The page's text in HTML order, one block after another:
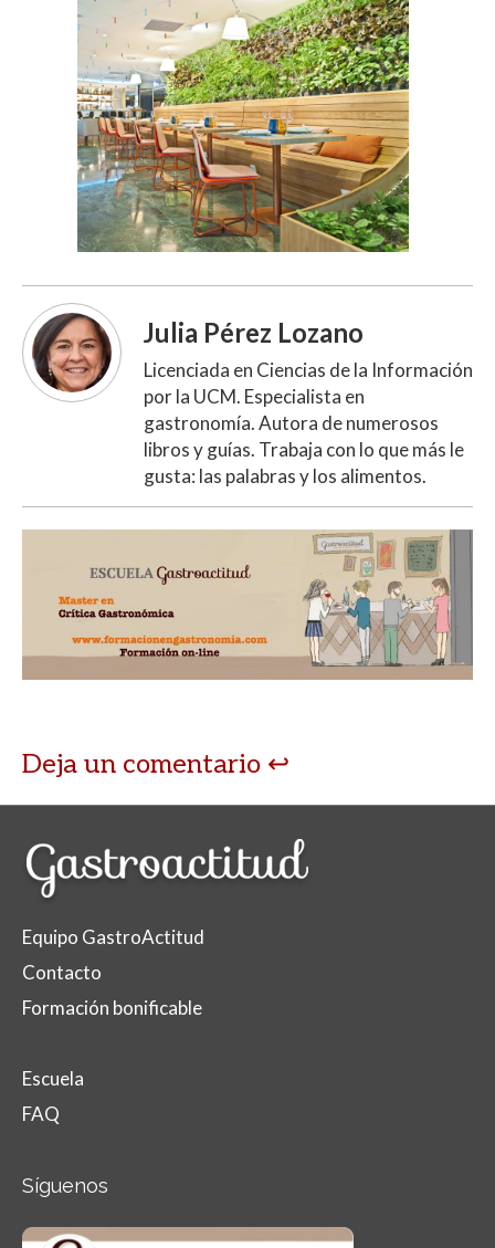
Julia Pérez Lozano
Licenciada en Ciencias de la Información
por la UCM. Especialista en
gastronomía. Autora de numerosos
libros y guías. Trabaja con lo que más le
gusta: las palabras y los alimentos.
Deja un comentario
Equipo GastroActitud
Contacto
Formación bonificable
Escuela
FAQ
Síguenos